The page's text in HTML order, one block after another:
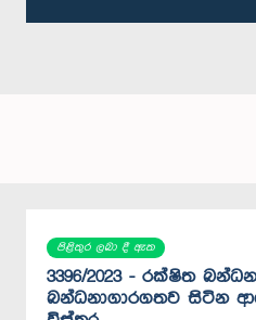
පිළිතුර ලබා දී ඇත
3396/2023 - රක්ෂිත
බන්ධනාගාරගතව සිටින